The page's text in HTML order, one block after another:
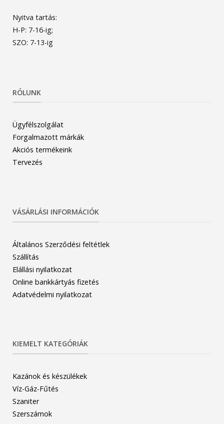
Nyitva tartás:
H-P: 7-16-ig;
SZO: 7-13-ig
RÓLUNK
Ügyfélszolgálat
Forgalmazott márkák
Akciós termékeink
Tervezés
VÁSÁRLÁSI INFORMÁCIÓK
Általános Szerződési feltétlek
Szállítás
Elállási nyilatkozat
Online bankkártyás fizetés
Adatvédelmi nyilatkozat
KIEMELT KATEGÓRIÁK
Kazánok és készülékek
Víz-Gáz-Fűtés
Szaniter
Szerszámok